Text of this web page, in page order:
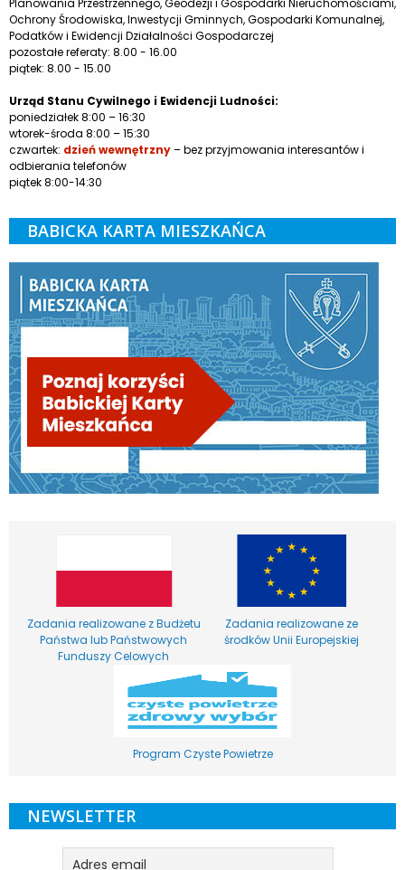
Ochrony Środowiska, Inwestycji Gminnych, Gospodarki Komunalnej,
Podatków i Ewidencji Działalności Gospodarczej
pozostałe referaty: 8.00 - 16.00
piątek: 8.00 - 15.00
Urząd Stanu Cywilnego i Ewidencji Ludności:
poniedziałek 8:00 – 16:30
wtorek-środa 8:00 – 15:30
czwartek: dzień wewnętrzny– bez przyjmowania interesantów i
odbierania telefonów
piątek 8:00-14:30
BABICKA KARTA MIESZKAŃCA
Zadania realizowane z Budżetu
Państwa lub Państwowych
Funduszy Celowych
Zadania realizowane ze
środków Unii Europejskiej
Program Czyste Powietrze
NEWSLETTER